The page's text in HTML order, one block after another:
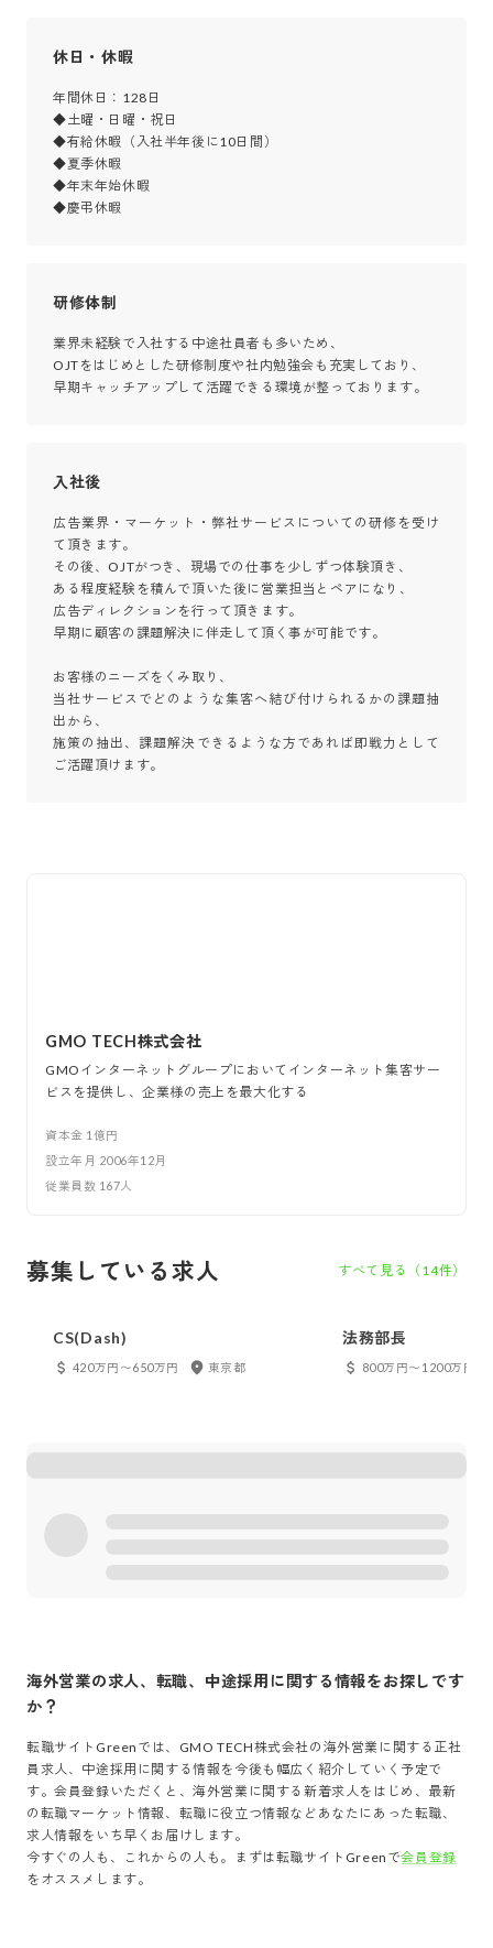
休日・休暇
年間休日：128日
◆土曜・日曜・祝日
◆有給休暇（入社半年後に10日間）
◆夏季休暇
◆年末年始休暇
◆慶弔休暇
研修体制
業界未経験で入社する中途社員者も多いため、
OJTをはじめとした研修制度や社内勉強会も充実しており、
早期キャッチアップして活躍できる環境が整っております。
入社後
広告業界・マーケット・弊社サービスについての研修を受け
て頂きます。
その後、OJTがつき、現場での仕事を少しずつ体験頂き、
ある程度経験を積んで頂いた後に営業担当とペアになり、
広告ディレクションを行って頂きます。
早期に顧客の課題解決に伴走して頂く事が可能です。
お客様のニーズをくみ取り、
当社サービスでどのような集客へ結び付けられるかの課題抽
出から、
施策の抽出、課題解決できるような方であれば即戦力として
ご活躍頂けます。
GMO TECH株式会社
GMOインターネットグループにおいてインターネット集客サー
ビスを提供し、企業様の売上を最大化する
資本金 1億円
設立年月 2006年12月
従業員数 167人
募集している求人 すべて見る（ 14件）
CS(Dash)
420万円〜650万円 東京都
法務部長
800万円〜1200万円
海外営業の求人、転職、中途採用に関する情報をお探しです
か？
転職サイトGreenでは、 GMO TECH株式会社の 海外営業 に関する正社
員求人、中途採用に関する情報を今後も幅広く紹介していく予定で
す。会員登録いただくと、海外営業 に関する新着求人をはじめ、最新
の転職マーケット情報、転職に役立つ情報などあなたにあった転職、
求人情報をいち早くお届けします。
今すぐの人も、これからの人も。まずは転職サイトGreenで会員登録
をオススメします。